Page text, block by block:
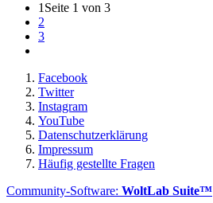
1 Seite 1 von 3
2
3
Facebook
Twitter
Instagram
YouTube
Datenschutzerklärung
Impressum
Häufig gestellte Fragen
Community-Software: WoltLab Suite™